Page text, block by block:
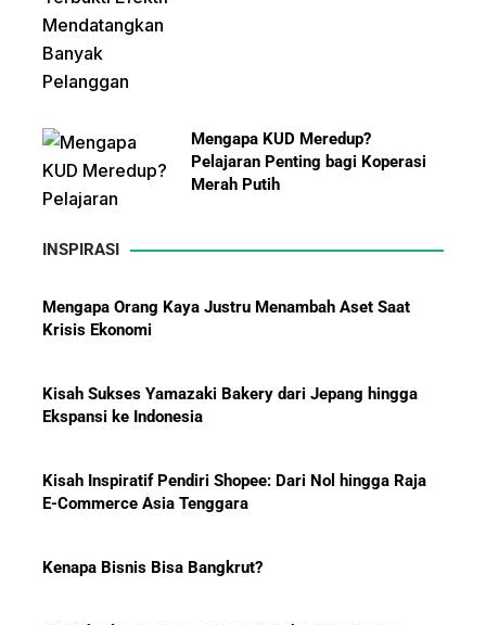
Mengapa KUD Meredup?
Pelajaran Penting bagi Koperasi
Merah Putih
Baliknya
Bonus yang Diterima Para
INSPIRASI
Krisis Ekonomi
Kisah Sukses Yamazaki Bakery dari Jepang hingga
Ekspansi ke Indonesia
Kisah Inspiratif Pendiri Shopee: Dari Nol hingga Raja
E-Commerce Asia Tenggara
Kenapa Bisnis Bisa Bangkrut?
Parkir